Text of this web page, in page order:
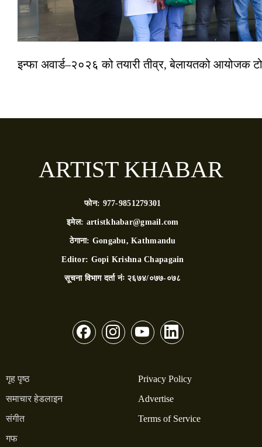
इन्फा अवार्ड–२०२६ को तयारी तीव्र, बेलायतको आयोजक
ARTIST KHABAR
फोन: 977-9851279301
इमेल: artistkhabar@gmail.com
ठेगाना: Gongabu, Kathmandu
Editor: Gopi Krishna Chapagain
सूचना विभाग दर्ता नंः २६७४/०७७-०७८
गृह पृष्ठ
समाचार हेडलाइन
संगीत
गफ
Privacy Policy
Advertise
Terms of Service